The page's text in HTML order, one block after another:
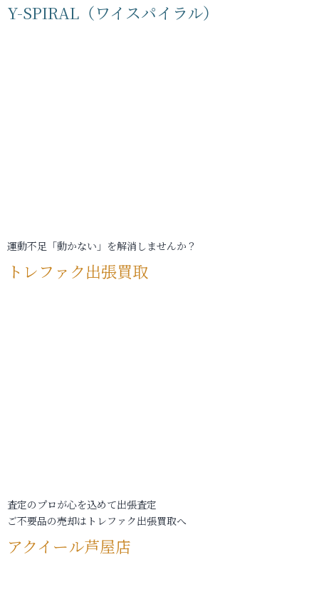
Y-SPIRAL（ワイスパイラル）
運動不足「動かない」を解消しませんか？
トレファク出張買取
査定のプロが心を込めて出張査定
ご不要品の売却はトレファク出張買取へ
アクイール芦屋店